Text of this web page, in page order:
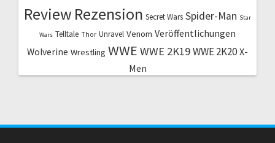
Review Rezension Secret Wars Spider-Man Star
Wars Telltale Thor Unravel Venom Veröffentlichungen
Wolverine Wrestling WWE WWE 2K19WWE 2K20 X-
Men